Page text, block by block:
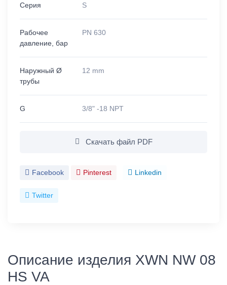
Серия S
Рабочее
давление, бар
PN 630
Наружный Ø
трубы
12 mm
G 3/8" -18 NPT
Скачать файл PDF
Facebook Pinterest Linkedin
Twitter
Описание изделия XWN NW 08
HS VA